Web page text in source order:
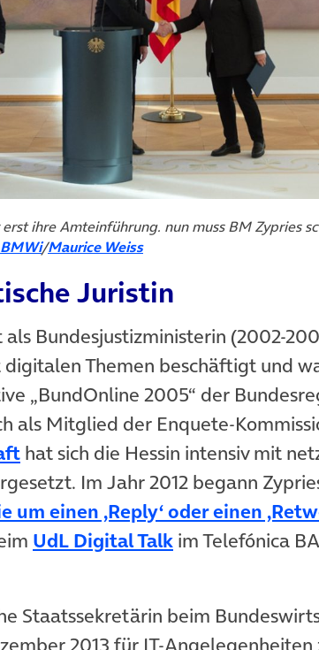
ihre Amteinführung. nun muss BM Zypries
BMWi(öffnet in neuem Tab)
/Maurice Weiss(öffnet in neuem Tab)
Juristin
als Bundesjustizministerin (2002-
Themen beschäftigt und
„BundOnline 2005“ der
als Mitglied der Enquete-
(öffnet in neuem Tab)
hat sich die Hessin intensiv mit
Im Jahr 2012 begann
um einen ‚Reply‘ oder einen
UdL Digital Talk(öffnet in
im Telefónica
Staatssekretärin beim
2013 für IT-